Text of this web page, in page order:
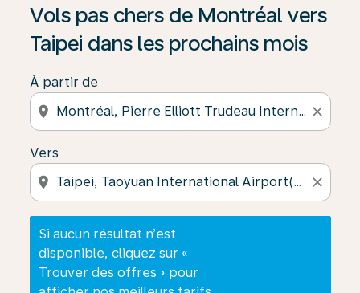
Vols pas chers de Montréal vers
Taipei dans les prochains mois
À partir de
location_on close
Vers
location_on close
Si aucun résultat n’est
disponible, cliquez sur «
Trouver des offres » pour
Si aucun résultat n’est disponible, cliquez sur «